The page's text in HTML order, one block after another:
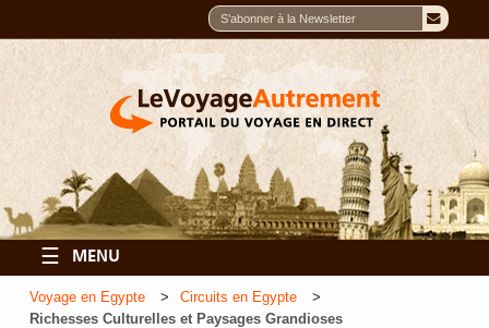
☰ MENU
Voyage en Egypte
Circuits en Egypte
Richesses Culturelles et Paysages Grandioses